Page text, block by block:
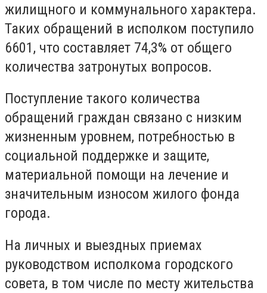
жилищного и коммунального характера.
Таких обращений в исполком поступило
6601, что составляет 74,3% от общего
количества затронутых вопросов.
Поступление такого количества
обращений граждан связано с низким
жизненным уровнем, потребностью в
социальной поддержке и защите,
материальной помощи на лечение и
значительным износом жилого фонда
города.
На личных и выездных приемах
руководством исполкома городского
совета, в том числе по месту жительства